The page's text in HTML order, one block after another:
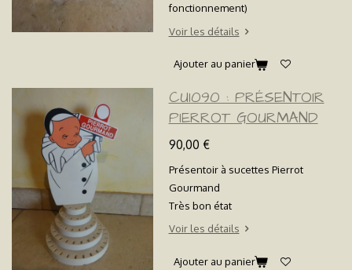
fonctionnement)
Voir les détails
Ajouter au panier
CU1090 : PRÉSENTOIR
PIERROT GOURMAND
90,00 €
Présentoir à sucettes Pierrot
Gourmand
Très bon état
Voir les détails
Ajouter au panier